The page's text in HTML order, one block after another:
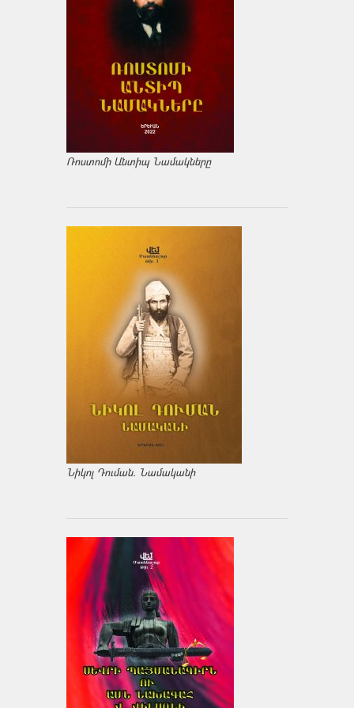
Ռոստոմի Անտիպ Նամակները
Նիկոլ Դուման. Նամականի